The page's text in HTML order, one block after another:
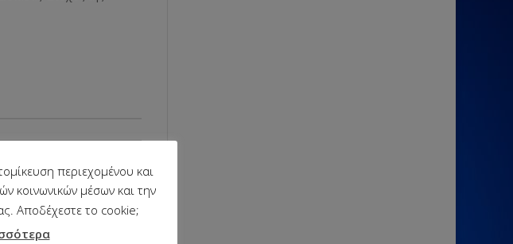
περιεχομένου και
κοινωνικών μέσων και την
Αποδέχεστε το cookie;